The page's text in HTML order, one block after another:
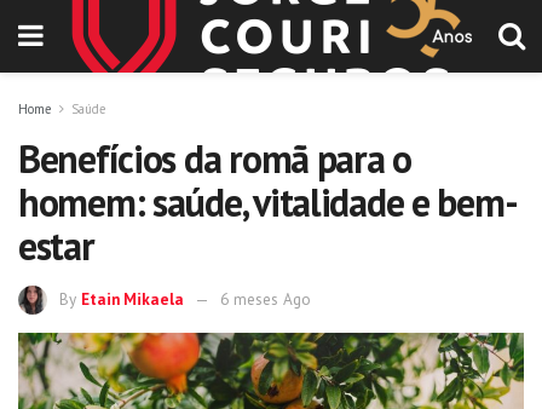
Home Saúde
Benefícios da romã para o
homem: saúde, vitalidade e bem-
estar
By Etain Mikaela 6 meses Ago